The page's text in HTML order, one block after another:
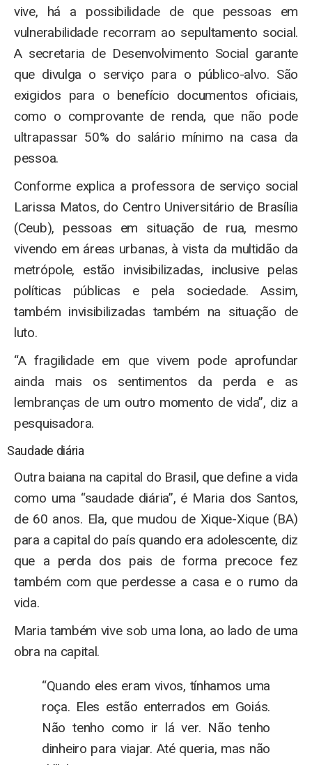
vive, há a possibilidade de que pessoas em
vulnerabilidade recorram ao sepultamento social.
A secretaria de Desenvolvimento Social garante
que divulga o serviço para o público-alvo. São
exigidos para o benefício documentos oficiais,
como o comprovante de renda, que não pode
ultrapassar 50% do salário mínimo na casa da
pessoa.
Conforme explica a professora de serviço social
Larissa Matos, do Centro Universitário de Brasília
(Ceub), pessoas em situação de rua, mesmo
vivendo em áreas urbanas, à vista da multidão da
metrópole, estão invisibilizadas, inclusive pelas
políticas públicas e pela sociedade. Assim,
também invisibilizadas também na situação de
luto.
“A fragilidade em que vivem pode aprofundar
ainda mais os sentimentos da perda e as
lembranças de um outro momento de vida”, diz a
pesquisadora.
Saudade diária
Outra baiana na capital do Brasil, que define a vida
como uma “saudade diária”, é Maria dos Santos,
de 60 anos. Ela, que mudou de Xique-Xique (BA)
para a capital do país quando era adolescente, diz
que a perda dos pais de forma precoce fez
também com que perdesse a casa e o rumo da
vida.
Maria também vive sob uma lona, ao lado de uma
obra na capital.
“Quando eles eram vivos, tínhamos uma
roça. Eles estão enterrados em Goiás.
Não tenho como ir lá ver. Não tenho
dinheiro para viajar. Até queria, mas não